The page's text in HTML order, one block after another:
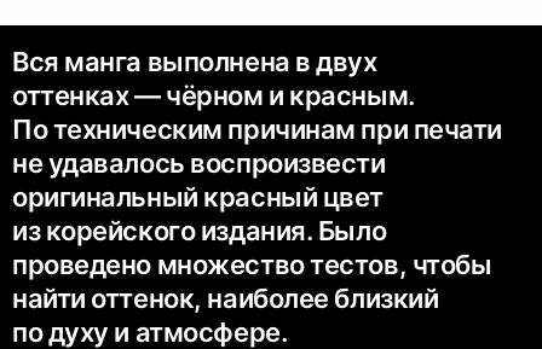
Вся манга выполнена в двух
оттенках — чёрном и красным.
По техническим причинам при печати
не удавалось воспроизвести
оригинальный красный цвет
из корейского издания. Было
проведено множество тестов, чтобы
найти оттенок, наиболее близкий
по духу и атмосфере.